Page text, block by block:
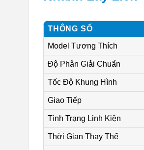
THÔNG SỐ
Model Tương Thích
Độ Phân Giải Chuẩn
Tốc Độ Khung Hình
Giao Tiếp
Tình Trạng Linh Kiện
Thời Gian Thay Thế